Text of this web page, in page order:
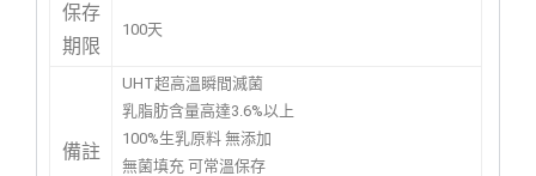
保存
期限
100天
備註
UHT超高溫瞬間滅菌
乳脂肪含量高達3.6%以上
100%生乳原料 無添加
無菌填充 可常溫保存